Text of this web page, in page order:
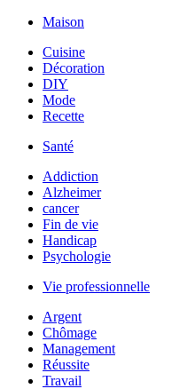
Maison
Cuisine
Décoration
DIY
Mode
Recette
Santé
Addiction
Alzheimer
cancer
Fin de vie
Handicap
Psychologie
Vie professionnelle
Argent
Chômage
Management
Réussite
Travail